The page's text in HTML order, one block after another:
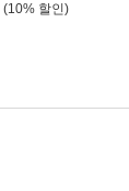
(10% 할인)